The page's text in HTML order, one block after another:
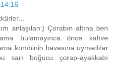
anlaşılan:) Çorabın altına ben
bulamayınca önce kahve
kombinin havasına uymadılar
sarı boğucu çorap-ayakkabı